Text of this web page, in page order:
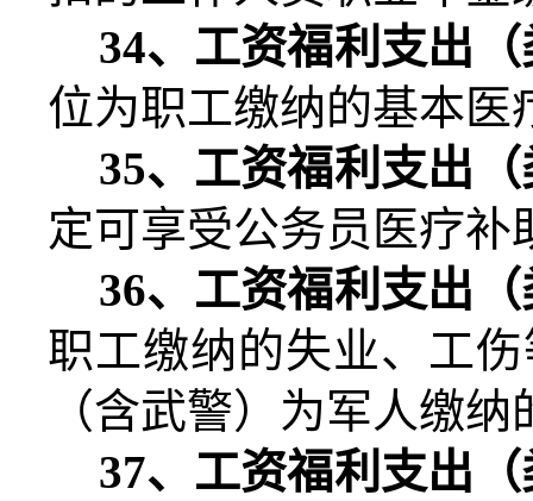
34、工资福利支出
位为职工缴纳的基本医
35、工资福利支出
定可享受公务员医疗
36、工资福利支出
职工缴纳的失业、工
（含武警）为军人缴
37、工资福利支出